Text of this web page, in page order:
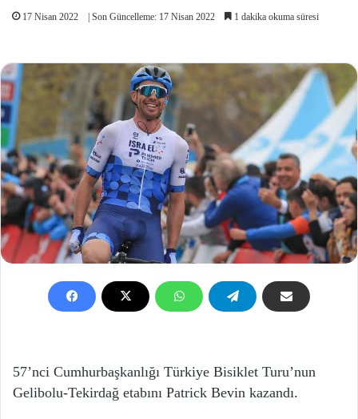
17 Nisan 2022 | Son Güncelleme: 17 Nisan 2022 1 dakika okuma süresi
57’nci Cumhurbaşkanlığı Türkiye Bisiklet Turu’nun
Gelibolu-Tekirdağ etabını Patrick Bevin kazandı.